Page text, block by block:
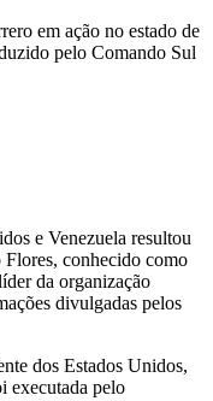
em ação no estado de
pelo Comando Sul
e Venezuela resultou
conhecido como
da organização
divulgadas pelos
dos Estados Unidos,
executada pelo